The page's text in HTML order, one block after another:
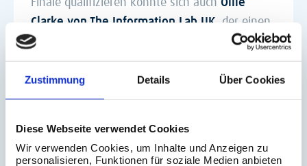
Zustimmung Details Über Cookies
Diese Webseite verwendet Cookies
Wir verwenden Cookies, um Inhalte und Anzeigen zu
personalisieren, Funktionen für soziale Medien anbieten
Finale qualifizieren konnte sich auch Ollie
Clarke von The Information Lab UK , der einen
starken 3. Platz erreichte. Herzlichen
Glückwunsch!
Fazit: Warum die Inspire 2025
relevant war
Die Alteryx Inspire 2025 hat eindrucksvoll